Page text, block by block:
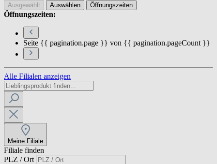
Ausgewählt Auswählen Öffnungszeiten
Öffnungszeiten:
Seite {{ pagination.page }} von {{ pagination.pageCount }}
Alle Filialen anzeigen
Meine Filiale
Filiale finden
PLZ / Ort